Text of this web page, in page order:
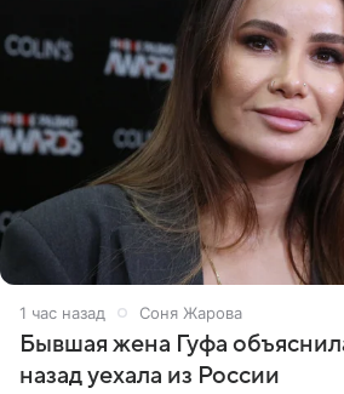
1 час назад Соня Жарова
Бывшая жена Гуфа
назад уехала из России